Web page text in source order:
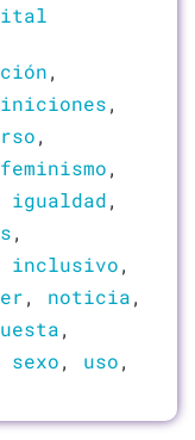
,
,
,
feminismo,
igualdad,
,
inclusivo,
, noticia,
,
sexo, uso,